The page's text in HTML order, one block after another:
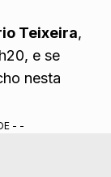
Teixeira,
e se
nesta
- -